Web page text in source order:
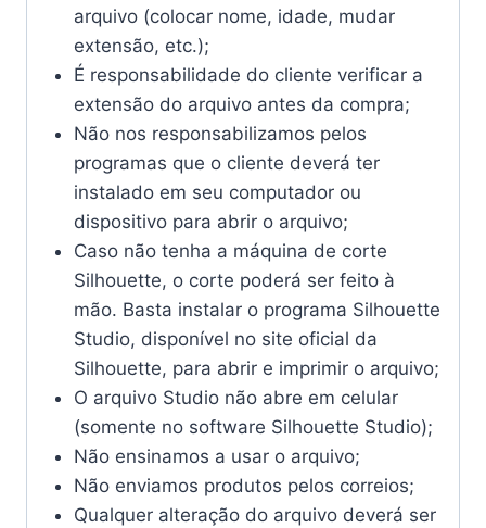
arquivo (colocar nome, idade, mudar
extensão, etc.);
É responsabilidade do cliente verificar a
extensão do arquivo antes da compra;
Não nos responsabilizamos pelos
programas que o cliente deverá ter
instalado em seu computador ou
dispositivo para abrir o arquivo;
Caso não tenha a máquina de corte
Silhouette, o corte poderá ser feito à
mão. Basta instalar o programa Silhouette
Studio, disponível no site oficial da
Silhouette, para abrir e imprimir o arquivo;
O arquivo Studio não abre em celular
(somente no software Silhouette Studio);
Não ensinamos a usar o arquivo;
Não enviamos produtos pelos correios;
Qualquer alteração do arquivo deverá ser